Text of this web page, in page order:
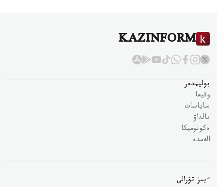
KAZINFORM
بوليمدەر
وقيعا
ساياسات
تالداۋ
ەكونوميكا
الەمدە
ءبىز تۋرالى